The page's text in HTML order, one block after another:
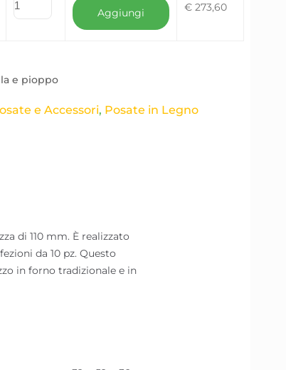
Aggiungi €273,60
e pioppo
e Accessori, Posate in Legno
di 110 mm. È realizzato
da 10 pz. Questo
in forno tradizionale e in